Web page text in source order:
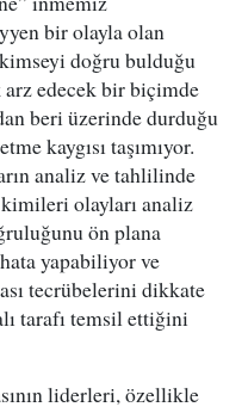
bir olayla olan
kimseyi doğru bulduğu
edecek bir biçimde
beri üzerinde durduğu
kaygısı taşımıyor.
analiz ve tahlilinde
olayları analiz
ön plana
yapabiliyor ve
tecrübelerini dikkate
tarafı temsil ettiğini
liderleri, özellikle